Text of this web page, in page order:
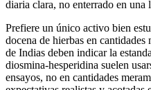
diaria clara, no enterrado en una
Prefiere un único activo bien
docena de hierbas en
de Indias deben indicar la
diosmina-hesperidina suelen
ensayos, no en cantidades